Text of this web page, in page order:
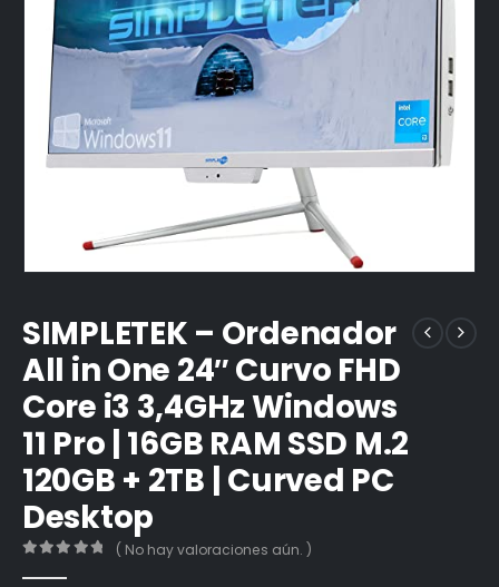
SIMPLETEK – Ordenador
All in One 24″ Curvo FHD
Core i3 3,4GHz Windows
11 Pro | 16GB RAM SSD M.2
120GB + 2TB | Curved PC
Desktop
( No hay valoraciones aún. )